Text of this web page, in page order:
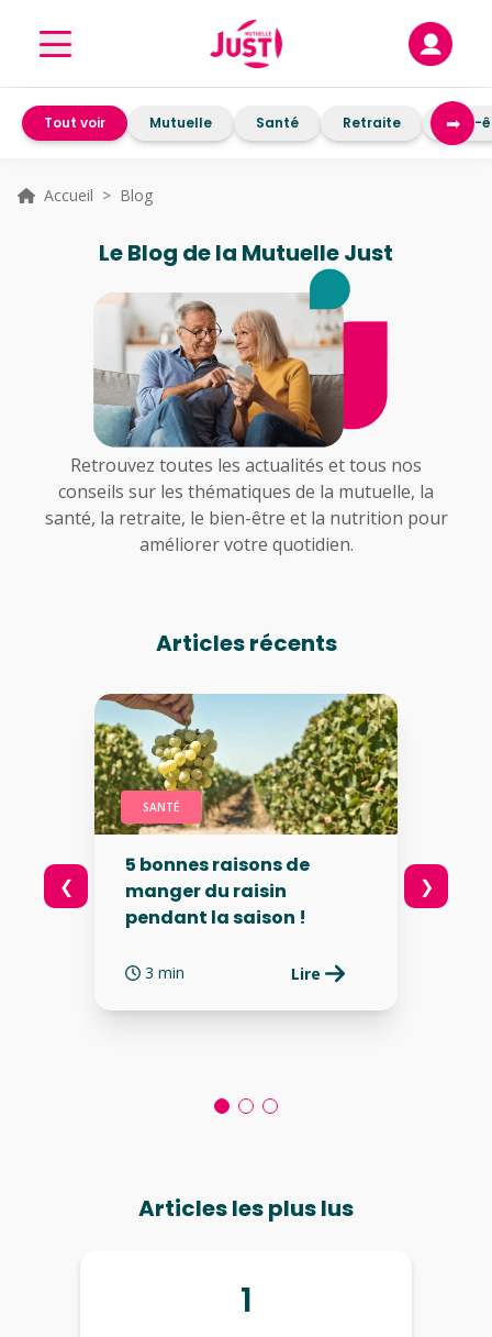
Tout voir Mutuelle Santé Retraite Bien-
➡
Accueil > Blog
Le Blog de la Mutuelle Just
Retrouvez toutes les actualités et tous nos
conseils sur les thématiques de la mutuelle, la
santé, la retraite, le bien-être et la nutrition pour
améliorer votre quotidien.
Articles récents
❮
SANTÉ
5 bonnes raisons de
manger du raisin
pendant la saison !
3 min Lire
❯
Articles les plus lus
1